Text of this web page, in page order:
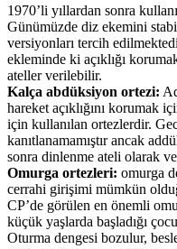
1970’li yıllardan sonra
Günümüzde diz ekemini
versiyonları tercih
ekleminde ki açıklığı
ateller verilebilir.
Kalça abdüksiyon ortezi:
hareket açıklığını korumak
için kullanılan ortezlerdir.
kanıtlanamamıştır ancak
sonra dinlenme ateli olarak
Omurga ortezleri: omurga
cerrahi girişimi mümkün
CP’de görülen en önemli
küçük yaşlarda başladığı
Oturma dengesi bozulur,